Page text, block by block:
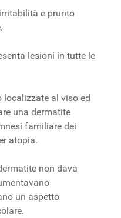
e prurito
lesioni in tutte le
localizzate al viso ed
una dermatite
familiare dei
atopia.
non dava
un aspetto